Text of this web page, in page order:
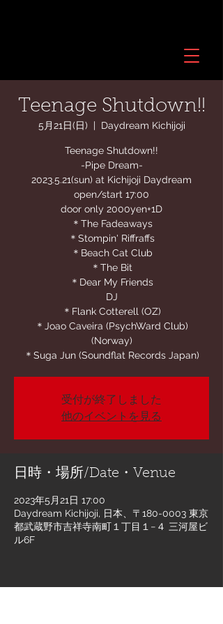
Teenage Shutdown!!
5月21日(日)
  |
Daydream Kichijoji
Teenage Shutdown!!
-Pipe Dream-
2023.5.21(sun) at Kichijoji Daydream
open/start 17:00
door only 2000yen+1D
＊The Fadeaways
＊Stompin' Riffraffs
＊Beach Cat Club
＊The Bit
＊Dear My Friends
DJ
＊Flank Cotterell (OZ)
＊Joao Caveira (PsychWard Club)
(Norway)
＊Suga Jun (Soundflat Records Japan)
受付が終了しました
他のイベントを見る
日時・場所/Date・Venue
2023年5月21日 17:00
Daydream Kichijoji, 日本、〒180-0003 東京
都武蔵野市吉祥寺南町１丁目１−４ 三河屋ビ
ル6F